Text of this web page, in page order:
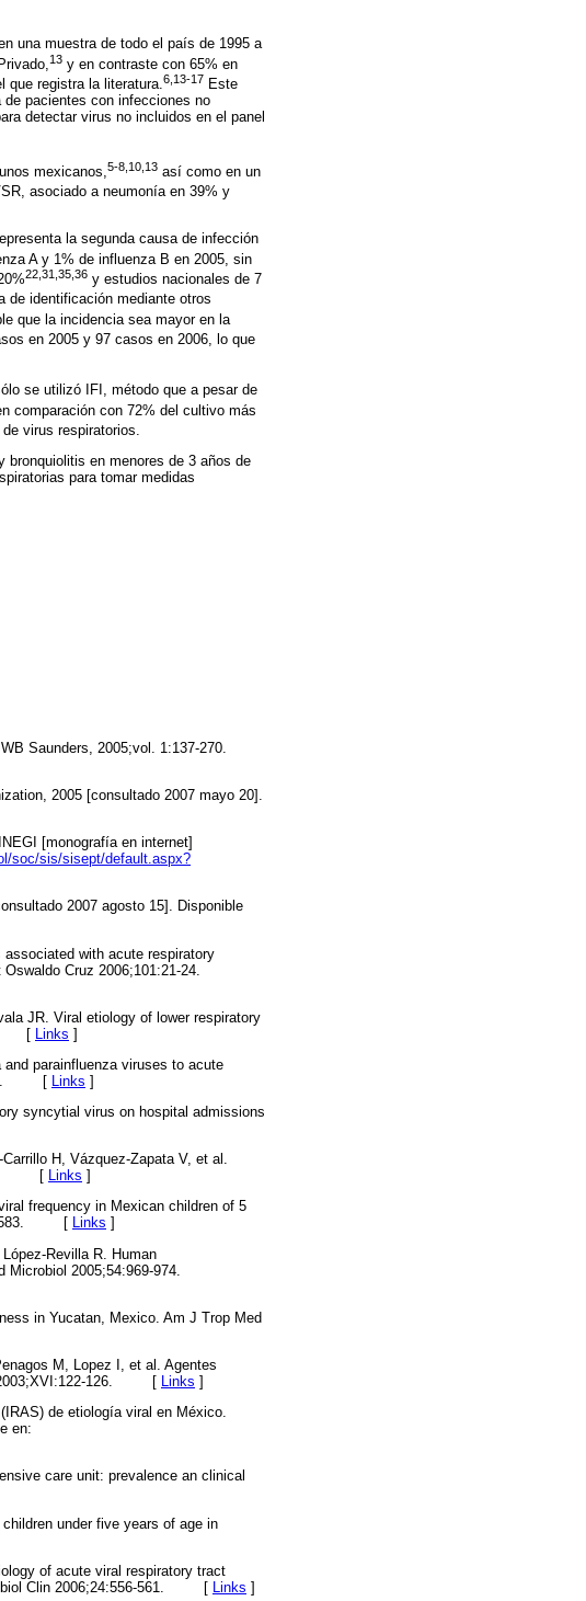
una muestra de todo el país de 1995 a
13 y en contraste con 65% en
registra la literatura. 6,13-17 Este
de pacientes con infecciones no
detectar virus no incluidos en el panel
mexicanos, 5-8,10,13 así como en un
asociado a neumonía en 39% y
la segunda causa de infección
A y 1% de influenza B en 2005, sin
22,31,35,36 y estudios nacionales de 7
de identificación mediante otros
que la incidencia sea mayor en la
en 2005 y 97 casos en 2006, lo que
se utilizó IFI, método que a pesar de
comparación con 72% del cultivo más
virus respiratorios.
en menores de 3 años de
para tomar medidas
Saunders, 2005;vol. 1:137-270.
2005 [consultado 2007 mayo 20].
[monografía en internet]
soc/sis/sisept/default.aspx?
2007 agosto 15]. Disponible
with acute respiratory
Cruz 2006;101:21-24.
JR. Viral etiology of lower respiratory
[ Links ]
parainfluenza viruses to acute
[
Links ]
syncytial virus on hospital admissions
H, Vázquez-Zapata V, et al.
414. [ Links ]
frequency in Mexican children of 5
583. [ Links ]
Revilla R. Human
2005;54:969-974.
in Yucatan, Mexico. Am J Trop Med
M, Lopez I, et al. Agentes
2003;XVI:122-126. [ Links ]
de etiología viral en México.
en:
care unit: prevalence an clinical
under five years of age in
of acute viral respiratory tract
Clin 2006;24:556-561. [
Links ]